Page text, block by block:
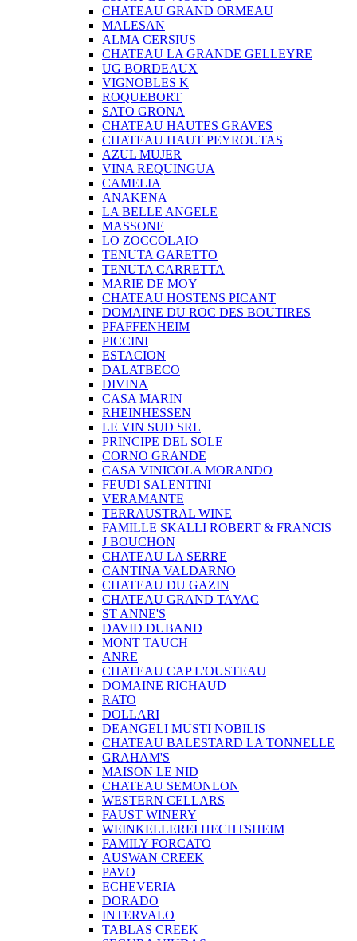
CHATEAU GRAND ORMEAU
MALESAN
ALMA CERSIUS
CHATEAU LA GRANDE GELLEYRE
UG BORDEAUX
VIGNOBLES K
ROQUEBORT
SATO GRONA
CHATEAU HAUTES GRAVES
CHATEAU HAUT PEYROUTAS
AZUL MUJER
VINA REQUINGUA
CAMELIA
ANAKENA
LA BELLE ANGELE
MASSONE
LO ZOCCOLAIO
TENUTA GARETTO
TENUTA CARRETTA
MARIE DE MOY
CHATEAU HOSTENS PICANT
DOMAINE DU ROC DES BOUTIRES
PFAFFENHEIM
PICCINI
ESTACION
DALATBECO
DIVINA
CASA MARIN
RHEINHESSEN
LE VIN SUD SRL
PRINCIPE DEL SOLE
CORNO GRANDE
CASA VINICOLA MORANDO
FEUDI SALENTINI
VERAMANTE
TERRAUSTRAL WINE
FAMILLE SKALLI ROBERT & FRANCIS
J BOUCHON
CHATEAU LA SERRE
CANTINA VALDARNO
CHATEAU DU GAZIN
CHATEAU GRAND TAYAC
ST ANNE'S
DAVID DUBAND
MONT TAUCH
ANRE
CHATEAU CAP L'OUSTEAU
DOMAINE RICHAUD
RATO
DOLLARI
DEANGELI MUSTI NOBILIS
CHATEAU BALESTARD LA TONNELLE
GRAHAM'S
MAISON LE NID
CHATEAU SEMONLON
WESTERN CELLARS
FAUST WINERY
WEINKELLEREI HECHTSHEIM
FAMILY FORCATO
AUSWAN CREEK
PAVO
ECHEVERIA
DORADO
INTERVALO
TABLAS CREEK